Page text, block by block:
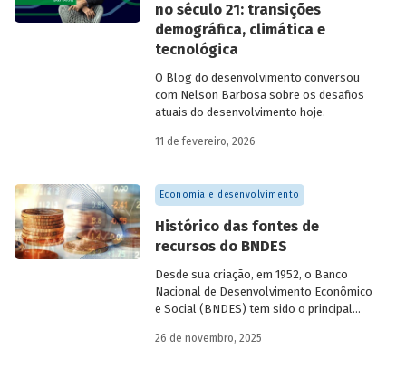
no século 21: transições
demográfica, climática e
tecnológica
O Blog do desenvolvimento conversou
com Nelson Barbosa sobre os desafios
atuais do desenvolvimento hoje.
11 de fevereiro, 2026
Economia e desenvolvimento
Histórico das fontes de
recursos do BNDES
Desde sua criação, em 1952, o Banco
Nacional de Desenvolvimento Econômico
e Social (BNDES) tem sido o principal
brasileiro, ocupando um espaço central
26 de novembro, 2025